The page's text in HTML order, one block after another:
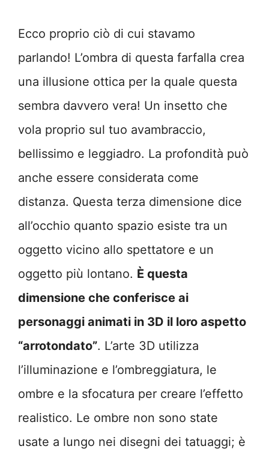
Ecco proprio ciò di cui stavamo
parlando! L’ombra di questa farfalla crea
una illusione ottica per la quale questa
sembra davvero vera! Un insetto che
vola proprio sul tuo avambraccio,
bellissimo e leggiadro. La profondità può
anche essere considerata come
distanza. Questa terza dimensione dice
all’occhio quanto spazio esiste tra un
oggetto vicino allo spettatore e un
oggetto più lontano. È questa
dimensione che conferisce ai
personaggi animati in 3D il loro aspetto
“arrotondato”. L’arte 3D utilizza
l’illuminazione e l’ombreggiatura, le
ombre e la sfocatura per creare l’effetto
realistico. Le ombre non sono state
usate a lungo nei disegni dei tatuaggi; è